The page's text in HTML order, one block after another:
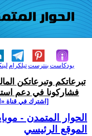
تيلكرامبنترست بودكاست
تبرعاتكم وتبرعاتكن
فشاركونا في دعم
[اشترك في قناة
الحوار المتمدن -
الموقع الرئيسي